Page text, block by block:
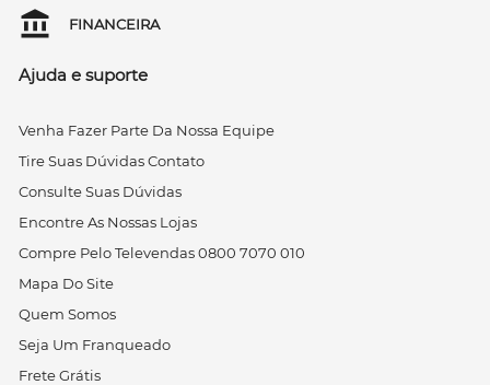
FINANCEIRA
Ajuda e suporte
Venha Fazer Parte Da Nossa Equipe
Tire Suas Dúvidas Contato
Consulte Suas Dúvidas
Encontre As Nossas Lojas
Compre Pelo Televendas 0800 7070 010
Mapa Do Site
Quem Somos
Seja Um Franqueado
Frete Grátis